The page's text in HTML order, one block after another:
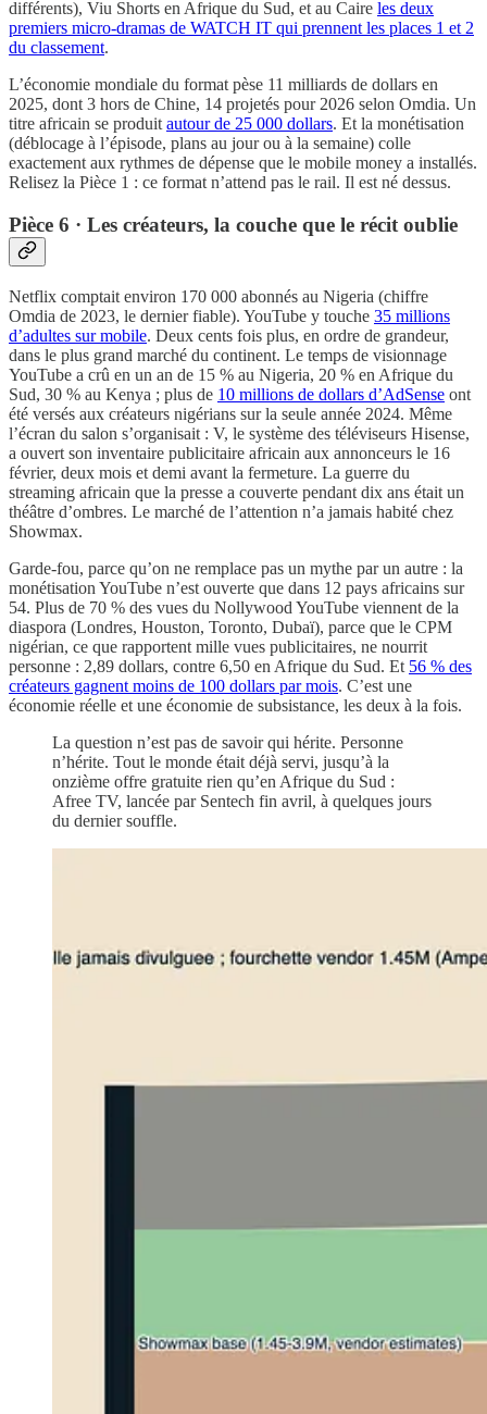
différents), Viu Shorts en Afrique du Sud, et au Caire les deux
premiers micro-dramas de WATCH IT qui prennent les places 1 et 2
du classement.
L’économie mondiale du format pèse 11 milliards de dollars en
2025, dont 3 hors de Chine, 14 projetés pour 2026 selon Omdia. Un
titre africain se produit autour de 25 000 dollars. Et la monétisation
(déblocage à l’épisode, plans au jour ou à la semaine) colle
exactement aux rythmes de dépense que le mobile money a installés.
Relisez la Pièce 1 : ce format n’attend pas le rail. Il est né dessus.
Pièce 6 · Les créateurs, la couche que le récit oublie
Netflix comptait environ 170 000 abonnés au Nigeria (chiffre
Omdia de 2023, le dernier fiable). YouTube y touche 35 millions
d’adultes sur mobile. Deux cents fois plus, en ordre de grandeur,
dans le plus grand marché du continent. Le temps de visionnage
YouTube a crû en un an de 15 % au Nigeria, 20 % en Afrique du
Sud, 30 % au Kenya ; plus de 10 millions de dollars d’AdSense ont
été versés aux créateurs nigérians sur la seule année 2024. Même
l’écran du salon s’organisait : V, le système des téléviseurs Hisense,
a ouvert son inventaire publicitaire africain aux annonceurs le 16
février, deux mois et demi avant la fermeture. La guerre du
streaming africain que la presse a couverte pendant dix ans était un
théâtre d’ombres. Le marché de l’attention n’a jamais habité chez
Showmax.
Garde-fou, parce qu’on ne remplace pas un mythe par un autre : la
monétisation YouTube n’est ouverte que dans 12 pays africains sur
54. Plus de 70 % des vues du Nollywood YouTube viennent de la
diaspora (Londres, Houston, Toronto, Dubaï), parce que le CPM
nigérian, ce que rapportent mille vues publicitaires, ne nourrit
personne : 2,89 dollars, contre 6,50 en Afrique du Sud. Et 56 % des
créateurs gagnent moins de 100 dollars par mois. C’est une
économie réelle et une économie de subsistance, les deux à la fois.
La question n’est pas de savoir qui hérite. Personne
n’hérite. Tout le monde était déjà servi, jusqu’à la
onzième offre gratuite rien qu’en Afrique du Sud :
Afree TV, lancée par Sentech fin avril, à quelques jours
du dernier souffle.